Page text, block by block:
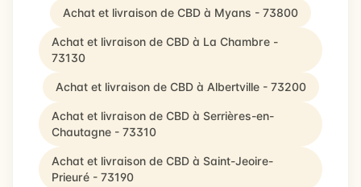
Achat et livraison de CBD à Myans - 73800
Achat et livraison de CBD à La Chambre -
73130
Achat et livraison de CBD à Albertville - 73200
Achat et livraison de CBD à Serrières-en-
Chautagne - 73310
Achat et livraison de CBD à Saint-Jeoire-
Prieuré - 73190